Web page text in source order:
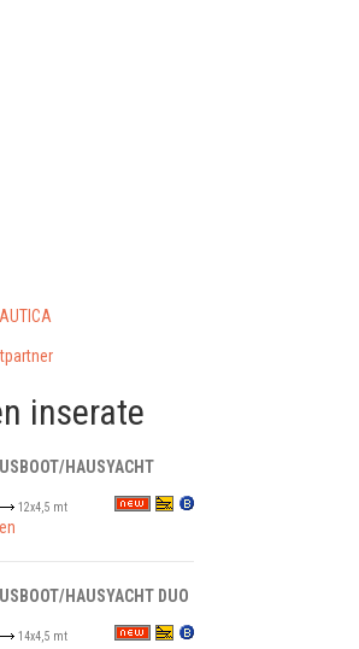
inserate
HAUSYACHT
12x4,5 mt
HAUSYACHT DUO
14x4,5 mt